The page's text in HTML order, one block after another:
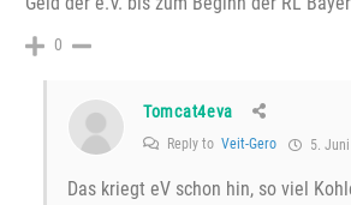
0
Tomcat4eva
Reply to Veit-Gero 5.
Das kriegt eV schon hin, so viel